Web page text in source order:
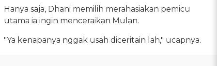
Hanya saja, Dhani memilih merahasiakan pemicu
utama ia ingin menceraikan Mulan.
"Ya kenapanya nggak usah diceritain lah," ucapnya.